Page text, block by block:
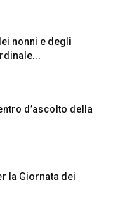
nonni e degli
d’ascolto della
la Giornata dei